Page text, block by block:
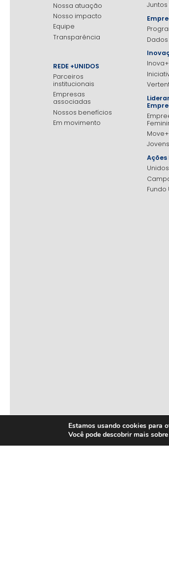
Nossa atuação
Nosso impacto
Equipe
Transparência
REDE +UNIDOS
Parceiros
institucionais
Empresas
associadas
Nossos benefícios
Em movimento
Inova+
Ações
Fundo
Estamos usando cookies para
Você pode descobrir mais